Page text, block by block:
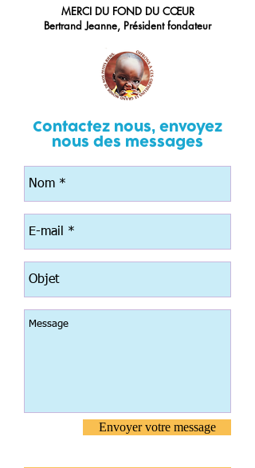
MERCI DU FOND DU CŒUR
Bertrand Jeanne, Président fondateur
Contactez nous, envoyez
nous des messages
Envoyer votre message